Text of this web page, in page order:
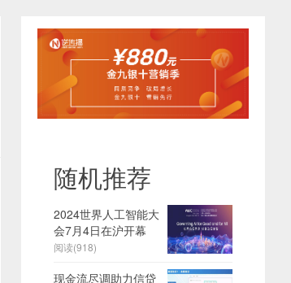
随机推荐
2024世界人工智能大
会7月4日在沪开幕
阅读(918)
现金流尽调助力信贷